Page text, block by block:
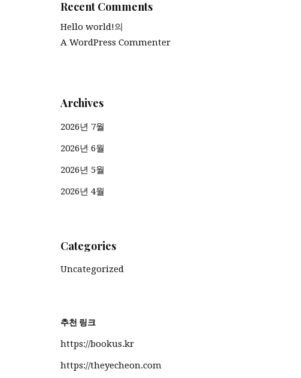
Recent Comments
Hello world!의
A WordPress Commenter
Archives
2026년 7월
2026년 6월
2026년 5월
2026년 4월
Categories
Uncategorized
추천 링크
https://bookus.kr
https://theyecheon.com